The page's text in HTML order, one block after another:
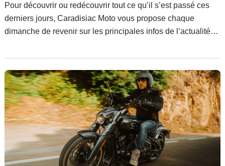
Pour découvrir ou redécouvrir tout ce qu’il s’est passé ces
derniers jours, Caradisiac Moto vous propose chaque
dimanche de revenir sur les principales infos de l’actualité